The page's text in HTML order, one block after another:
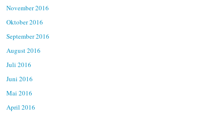
November 2016
Oktober 2016
September 2016
August 2016
Juli 2016
Juni 2016
Mai 2016
April 2016